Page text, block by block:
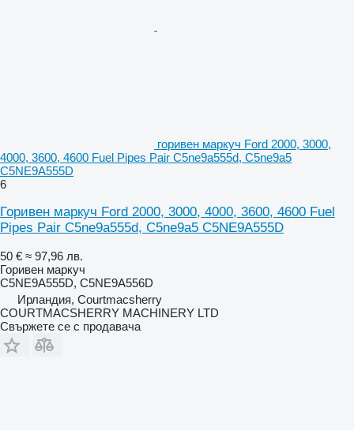
горивен маркуч Ford 2000, 3000,
4000, 3600, 4600 Fuel Pipes Pair C5ne9a555d, C5ne9a5
C5NE9A555D
6
Горивен маркуч Ford 2000, 3000, 4000, 3600, 4600 Fuel
Pipes Pair C5ne9a555d, C5ne9a5 C5NE9A555D
50 € ≈ 97,96 лв.
Горивен маркуч
C5NE9A555D, C5NE9A556D
Ирландия, Courtmacsherry
COURTMACSHERRY MACHINERY LTD
Свържете се с продавача